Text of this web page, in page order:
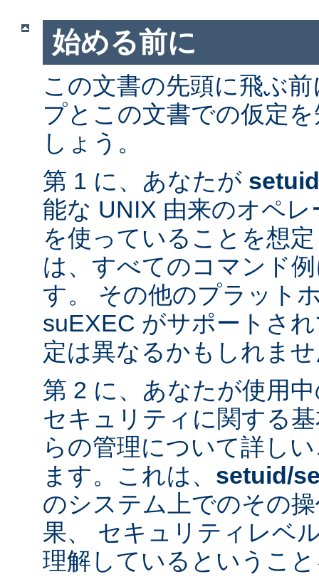
始める前に
この文書の先頭に飛ぶ
プとこの文書での仮定
しょう。
第 1 に、あなたが setuid
能な UNIX 由来のオペ
を使っていることを想
は、すべてのコマンド
す。 その他のプラット
suEXEC がサポートさ
定は異なるかもしれま
第 2 に、あなたが使用
セキュリティに関する
らの管理について詳し
ます。これは、 setuid/
のシステム上でのその
果、 セキュリティレベ
理解しているというこ